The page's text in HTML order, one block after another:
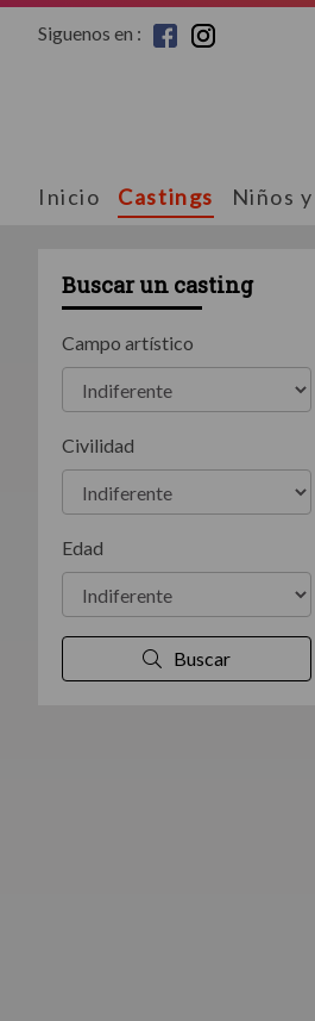
Siguenos en :
Inicio Castings Niños
Buscar un casting
Campo artístico
Civilidad
Edad
Buscar